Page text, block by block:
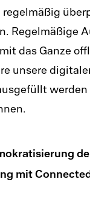
Regelmäßige
das Ganze
unsere
werden
mit